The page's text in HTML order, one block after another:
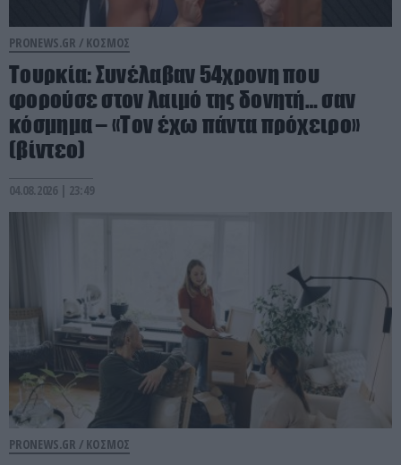
PRONEWS.GR / ΚΟΣΜΟΣ
Τουρκία: Συνέλαβαν 54χρονη που
φορούσε στον λαιμό της δονητή… σαν
κόσμημα – «Τον έχω πάντα πρόχειρο»
(βίντεο)
04.08.2026 | 23:49
PRONEWS.GR / ΚΟΣΜΟΣ